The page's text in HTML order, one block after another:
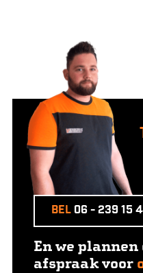
Bel06 - 239 15
En we
afspraak voor